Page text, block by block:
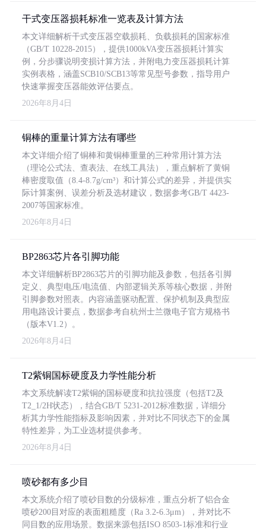
干式变压器损耗标准一览表及计算方法
本文详细解析干式变压器空载损耗、负载损耗的国家标准
（GB/T 10228-2015），提供1000kVA变压器损耗计算实
例，分步骤说明变损计算方法，并附电力变压器损耗计算
实例表格，涵盖SCB10/SCB13等常见型号参数，指导用户
快速掌握变压器能效评估要点。
2026年8月4日
铜棒的重量计算方法有哪些
本文详细介绍了铜棒和黄铜棒重量的三种常用计算方法
（理论公式法、查表法、在线工具法），重点解析了黄铜
棒密度取值（8.4-8.7g/cm³）和计算公式的差异，并提供实
际计算案例、误差分析及选材建议，数据参考GB/T 4423-
2007等国家标准。
2026年8月4日
BP2863芯片各引脚功能
本文详细解析BP2863芯片的引脚功能及参数，包括各引脚
定义、典型电压/电流值、内部逻辑关系等核心数据，并附
引脚参数对照表。内容涵盖驱动配置、保护机制及典型应
用电路设计要点，数据参考自杭州士兰微电子官方规格书
（版本V1.2）。
2026年8月4日
T2紫铜国标硬度及力学性能分析
本文系统解读T2紫铜的国标硬度和抗拉强度（包括T2及
T2_1/2H状态），结合GB/T 5231-2012标准数据，详细分
析其力学性能指标及影响因素，并对比不同状态下的金属
特性差异，为工业选材提供参考。
2026年8月4日
喷砂都有多少目
本文系统介绍了喷砂目数的分级标准，重点分析了铝合金
喷砂200目对应的表面粗糙度（Ra 3.2-6.3μm），并对比不
同目数的应用场景。数据来源包括ISO 8503-1标准和行业